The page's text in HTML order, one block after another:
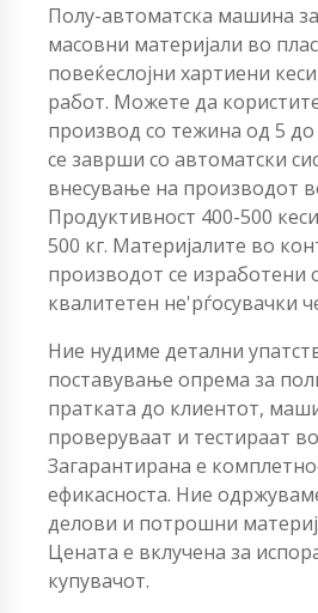
Полу-автоматска машина
масовни материјали во
повеќеслојни хартиени
работ. Можете да
производ со тежина од 5
се заврши со автоматски
внесување на производот
Продуктивност 400-500
500 кг. Материјалите во
производот се изработени
квалитетен не'рѓосувачки
Ние нудиме детални
поставување опрема за
пратката до клиентот,
проверуваат и тестираат
Загарантирана е
ефикасноста. Ние
делови и потрошни
Цената е вклучена за
купувачот.